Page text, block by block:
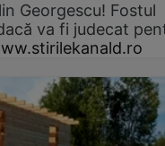
Georgescu! Fostul
va fi judecat